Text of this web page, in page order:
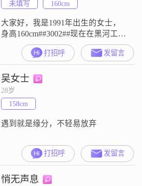
和大家相处起来也挺随和的
##3002##同
未填写
160cm
大家好，我是1991年出生的女士，
身高160cm##3002##现在在黑河工作
生活##3002##我的学历是中专，目
前的月收入在3000元以下##3002##
我是一个性格温柔体贴的人，平时
对待身边的人会比较细心##3002##
同时我也比较独立自信，遇到事情
习惯自己去面对和处理##3002##我
的心态是乐观积极的，觉得生
打招呼 发留言
吴女士
28岁
158cm
遇到就是缘分，不轻易放弃
打招呼 发留言
悄无声息